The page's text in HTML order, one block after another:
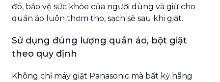
đó, bảo vệ sức khỏe của người dùng và giữ cho
quần áo luôn thơm tho, sạch sẽ sau khi giặt.
Sử dụng đúng lượng quần áo, bột giặt
theo quy định
Không chỉ máy giặt Panasonic mà bất kỳ hãng